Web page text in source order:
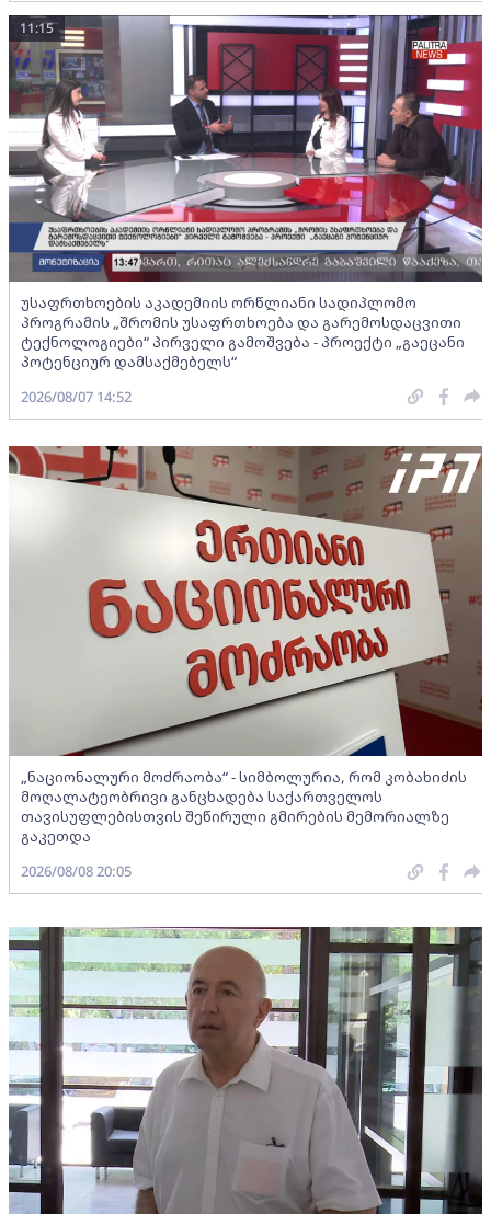
უსაფრთხოების აკადემიის ორწლიანი სადიპლომო
პროგრამის „შრომის უსაფრთხოება და გარემოსდაცვითი
ტექნოლოგიები“ პირველი გამოშვება - პროექტი „გაეცანი
პოტენციურ დამსაქმებელს“
11:15
2026/08/07 14:52
„ნაციონალური მოძრაობა“ - სიმბოლურია, რომ კობახიძის
მოღალატეობრივი განცხადება საქართველოს
თავისუფლებისთვის შეწირული გმირების მემორიალზე
გაკეთდა
2026/08/08 20:05